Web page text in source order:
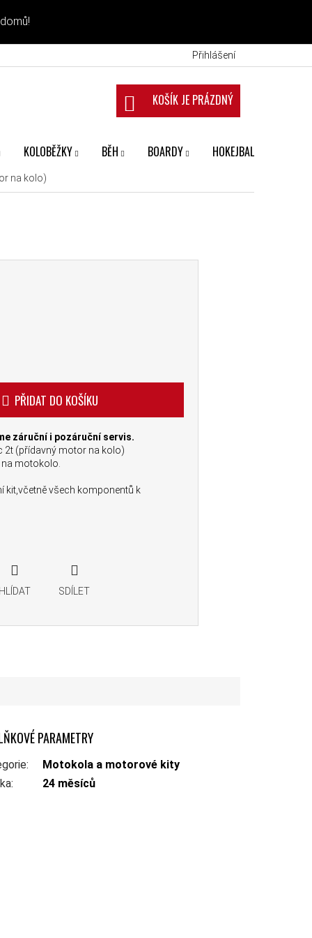
Přihlášení
NÁKUPNÍ KOŠÍK
KOLOBĚŽKY BĚH BOARDY HOKEJBAL
na kolo)
PŘIDAT DO KOŠÍKU
záruční i pozáruční servis.
(přídavný motor na kolo)
motokolo.
kit,včetně všech komponentů k
HLÍDAT SDÍLET
PARAMETRY
:
Motokola a motorové kity
: 24 měsíců